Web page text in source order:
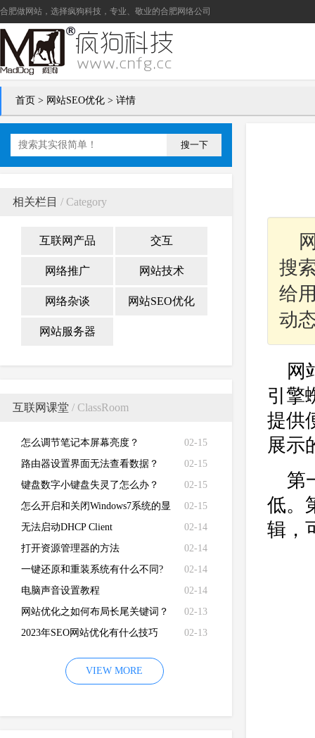
合肥做网站 ，选择疯狗科技，专业、敬业的合肥网络公司
首页 > 网站SEO优化 > 详情
搜一下
相关栏目 / Category
互联网产品 交互
网络推广 网站技术
网络杂谈 网站SEO优化
网站服务器
互联网课堂 / ClassRoom
02-15
怎么调节笔记本屏幕亮度？
02-15
路由器设置界面无法查看数据？
02-15
键盘数字小键盘失灵了怎么办？
02-15
怎么开启和关闭Windows7系统的显
卡硬件加速功能
02-14
无法启动DHCP Client
02-14
打开资源管理器的方法
02-14
一键还原和重装系统有什么不同?
02-14
电脑声音设置教程
02-13
网站优化之如何布局长尾关键词？
02-13
2023年SEO网站优化有什么技巧
VIEW MORE
搜
给
动
网
引擎
提供
展示
第
低。
辑，